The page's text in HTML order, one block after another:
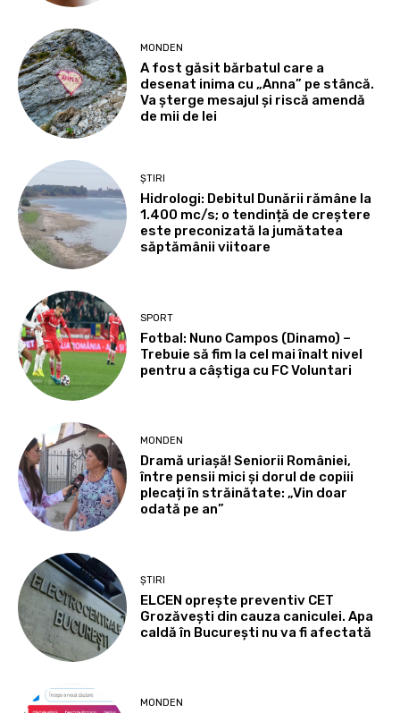
MONDEN
A fost găsit bărbatul care a
desenat inima cu „Anna” pe stâncă.
Va șterge mesajul și riscă amendă
de mii de lei
ȘTIRI
Hidrologi: Debitul Dunării rămâne la
1.400 mc/s; o tendință de creștere
este preconizată la jumătatea
săptămânii viitoare
SPORT
Fotbal: Nuno Campos (Dinamo) –
Trebuie să fim la cel mai înalt nivel
pentru a câștiga cu FC Voluntari
MONDEN
Dramă uriașă! Seniorii României,
între pensii mici și dorul de copiii
plecați în străinătate: „Vin doar
odată pe an”
ȘTIRI
ELCEN oprește preventiv CET
Grozăvești din cauza caniculei. Apa
caldă în București nu va fi afectată
MONDEN